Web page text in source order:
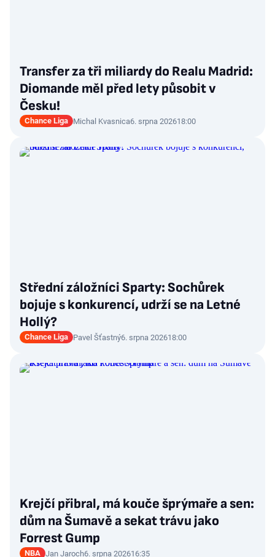
Transfer za tři miliardy do Realu Madrid:
Diomande měl před lety působit v
Česku!
Chance Liga Michal Kvasnica6. srpna 202618:00
Střední záložníci Sparty: Sochůrek
bojuje s konkurencí, udrží se na Letné
Hollý?
Chance Liga Pavel Šťastný6. srpna 202618:00
Krejčí přibral, má kouče šprýmaře a sen:
dům na Šumavě a sekat trávu jako
Forrest Gump
NBA Jan Jaroch6. srpna 202616:35